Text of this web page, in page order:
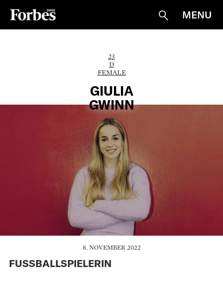
Suche
MENU
23
D
FEMALE
GIULIA
GWINN
8. NOVEMBER 2022
FUSSBALLSPIELERIN